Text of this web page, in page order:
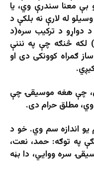
بې معنا سندرې وي، یا
له لارې نه بلکې د
دواړو د ترکیب سره(د
لکه څنګه چې په نننې
ګمراه کوونکی دی او
چې هغه موسیقۍ چې
مطلق حرام دی.
یو اندازه سم وي. خو د
په توګه: حمد، نعت،
سره ووایي، دا بڼه